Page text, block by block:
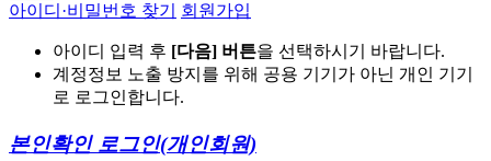
아이디·비밀번호 찾기 회원가입
아이디 입력 후 [다음] 버튼을 선택하시기 바랍니다.
계정정보 노출 방지를 위해 공용 기기가 아닌 개인 기기
로 로그인합니다.
본인확인 로그인(개인회원)